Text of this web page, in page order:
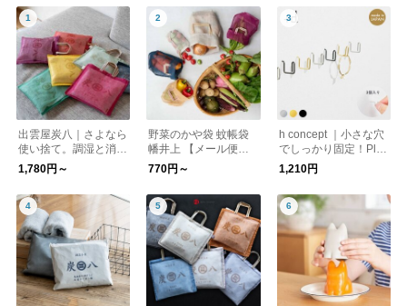
出雲屋炭八｜さよなら
使い捨て。調湿と消臭
に対策に「炭八かや袋
セット」メール便送料
無料
1,780円～
野菜のかや袋 蚊帳袋
幡井上 【メール便
可】
770円～
h concept ｜小さな穴
でしっかり固定！Pli 3
pcs Hook Pin プリ
【メール便可】
1,210円